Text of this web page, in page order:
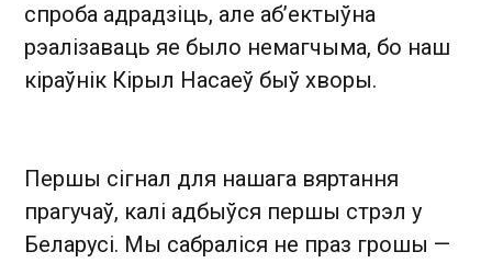
спроба адрадзіць, але аб’ектыўна
рэалізаваць яе было немагчыма, бо наш
кіраўнік Кірыл Насаеў быў хворы.
Першы сігнал для нашага вяртання
прагучаў, калі адбыўся першы стрэл у
Беларусі. Мы сабраліся не праз грошы —